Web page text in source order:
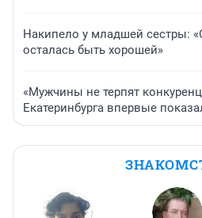
Накипело у младшей сестры:
осталась быть хорошей»
«Мужчины не терпят
Екатеринбурга впервые